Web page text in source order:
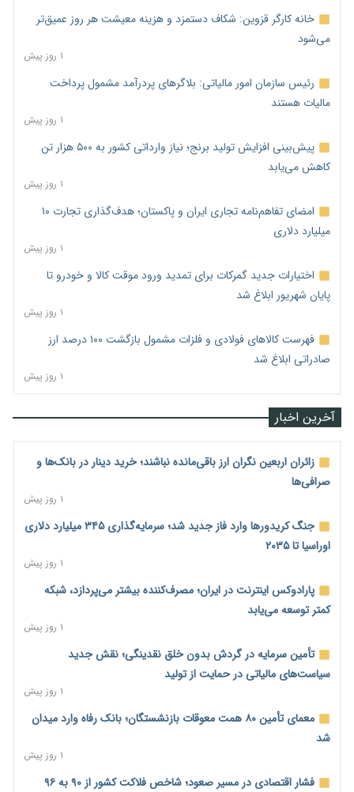
خانه کارگر قزوین: شکاف دستمزد و هزینه معیشت هر روز عمیق‌تر
می‌شود
۱ روز پیش
رئیس سازمان امور مالیاتی: بلاگرهای پردرآمد مشمول پرداخت
مالیات هستند
۱ روز پیش
پیش‌بینی افزایش تولید برنج؛ نیاز وارداتی کشور به ۵۰۰ هزار تن
کاهش می‌یابد
۱ روز پیش
امضای تفاهم‌نامه تجاری ایران و پاکستان؛ هدف‌گذاری تجارت ۱۰
میلیارد دلاری
۱ روز پیش
اختیارات جدید گمرکات برای تمدید ورود موقت کالا و خودرو تا
پایان شهریور ابلاغ شد
۱ روز پیش
فهرست کالاهای فولادی و فلزات مشمول بازگشت ۱۰۰ درصد ارز
صادراتی ابلاغ شد
۱ روز پیش
آخرین اخبار
زائران اربعین نگران ارز باقی‌مانده نباشند؛ خرید دینار در بانک‌ها و
صرافی‌ها
۱ روز پیش
جنگ کریدورها وارد فاز جدید شد؛ سرمایه‌گذاری ۳۴۵ میلیارد دلاری
اوراسیا تا ۲۰۳۵
۱ روز پیش
پارادوکس اینترنت در ایران؛ مصرف‌کننده بیشتر می‌پردازد، شبکه
کمتر توسعه می‌یابد
۱ روز پیش
تأمین سرمایه در گردش بدون خلق نقدینگی؛ نقش جدید
سیاست‌های مالیاتی در حمایت از تولید
۱ روز پیش
معمای تأمین ۸۰ همت معوقات بازنشستگان؛ بانک رفاه وارد میدان
شد
۱ روز پیش
فشار اقتصادی در مسیر صعود؛ شاخص فلاکت کشور از ۹۰ به ۹۶